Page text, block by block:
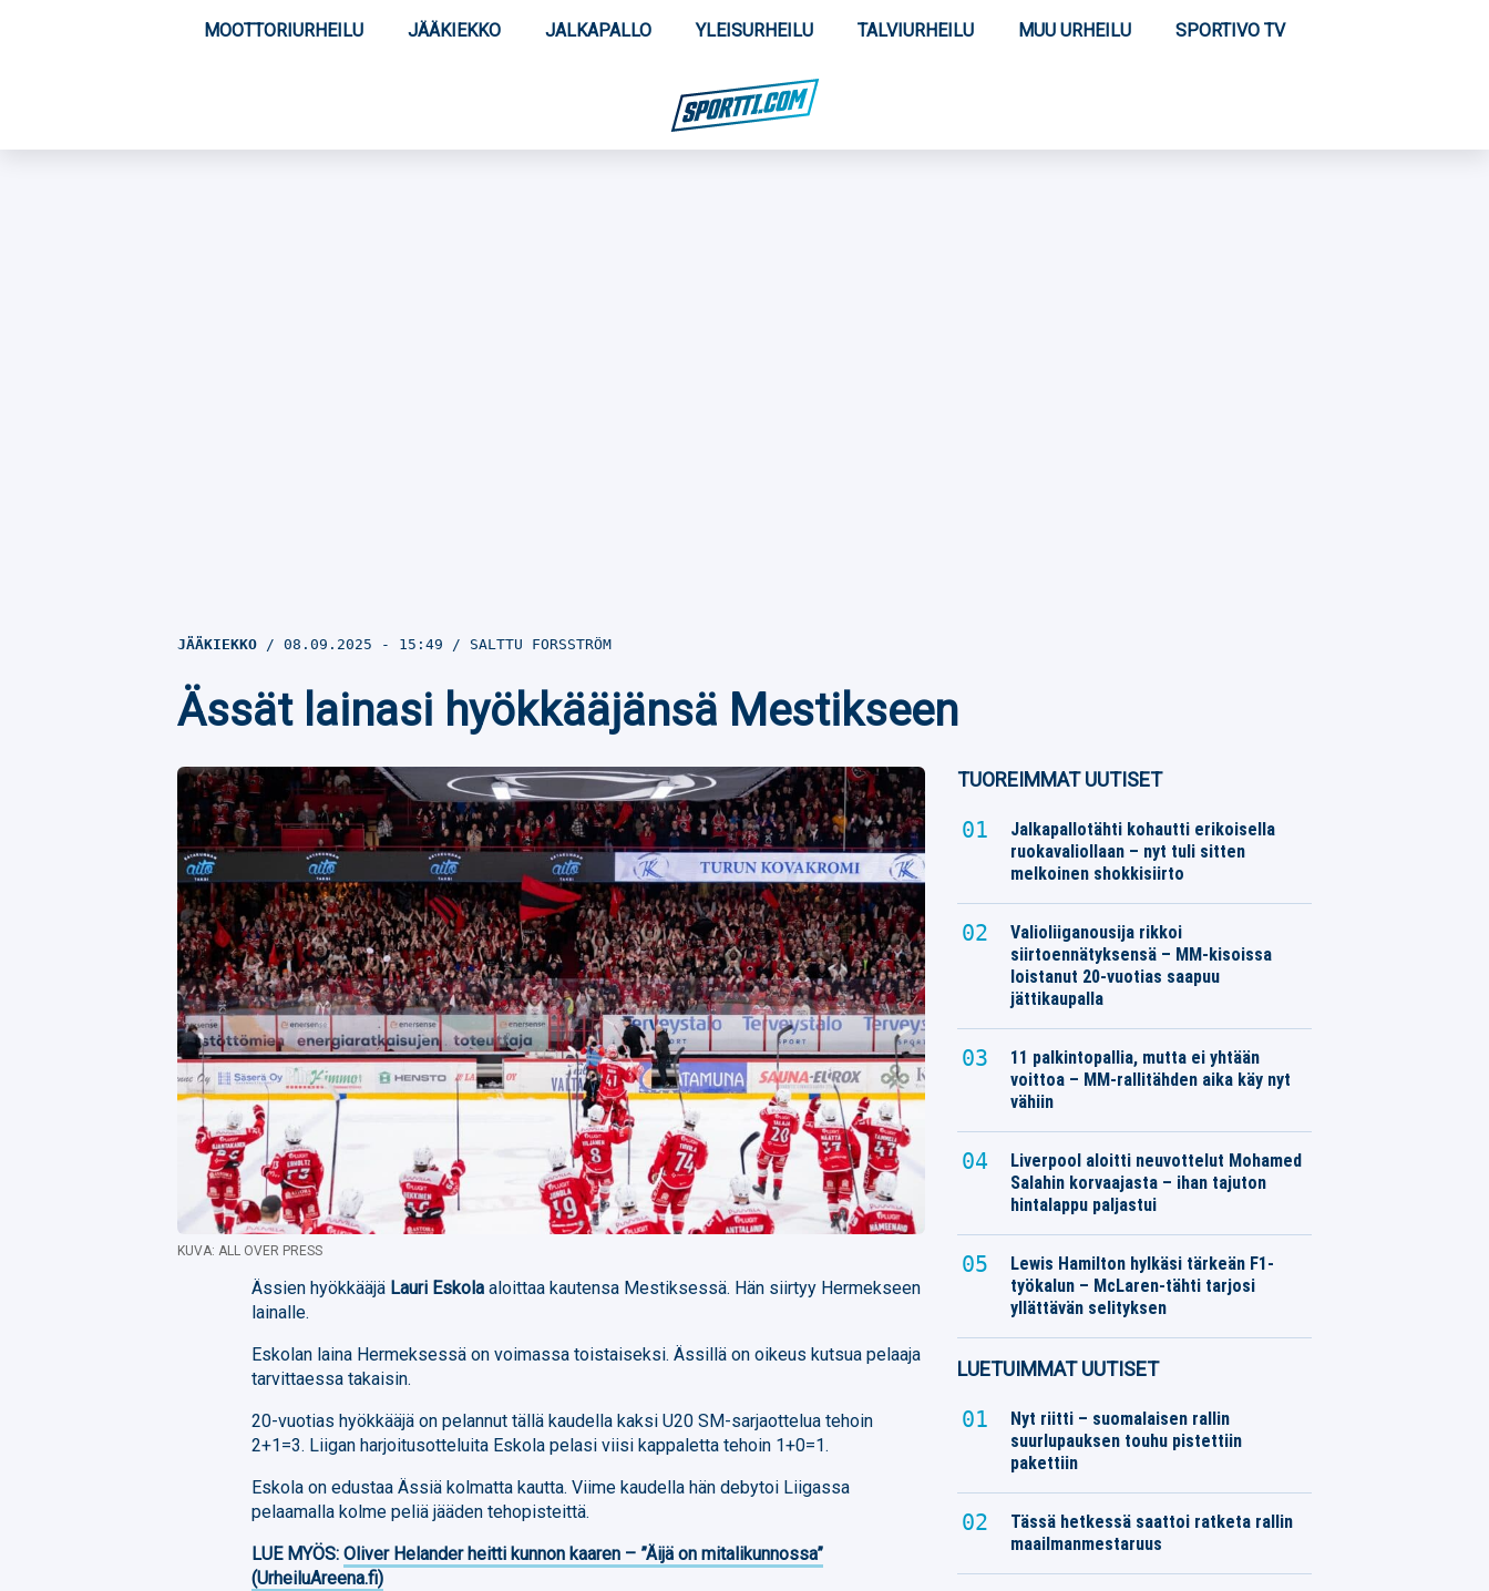
MOOTTORIURHEILU JÄÄKIEKKO JALKAPALLO YLEISURHEILU TALVIURHEILU MUU URHEILU SPORTIVO TV
JÄÄKIEKKO 08.09.2025 - 15:49 SALTTU FORSSTRÖM
Ässät lainasi hyökkääjänsä Mestikseen
KUVA: ALL OVER PRESS
Ässien hyökkääjä Lauri Eskola aloittaa kautensa Mestiksessä. Hän siirtyy Hermekseen
lainalle.
Eskolan laina Hermeksessä on voimassa toistaiseksi. Ässillä on oikeus kutsua pelaaja
tarvittaessa takaisin.
20-vuotias hyökkääjä on pelannut tällä kaudella kaksi U20 SM-sarjaottelua tehoin
2+1=3. Liigan harjoitusotteluita Eskola pelasi viisi kappaletta tehoin 1+0=1.
Eskola on edustaa Ässiä kolmatta kautta. Viime kaudella hän debytoi Liigassa
pelaamalla kolme peliä jääden tehopisteittä.
LUE MYÖS:Oliver Helander heitti kunnon kaaren – ”Äijä on mitalikunnossa”
(UrheiluAreena.fi)
TUOREIMMAT UUTISET
Jalkapallotähti kohautti erikoisella
ruokavaliollaan – nyt tuli sitten
melkoinen shokkisiirto
Valioliiganousija rikkoi
siirtoennätyksensä – MM-kisoissa
loistanut 20-vuotias saapuu
jättikaupalla
11 palkintopallia, mutta ei yhtään
voittoa – MM-rallitähden aika käy nyt
vähiin
Liverpool aloitti neuvottelut Mohamed
Salahin korvaajasta – ihan tajuton
hintalappu paljastui
Lewis Hamilton hylkäsi tärkeän F1-
työkalun – McLaren-tähti tarjosi
yllättävän selityksen
LUETUIMMAT UUTISET
Nyt riitti – suomalaisen rallin
suurlupauksen touhu pistettiin
pakettiin
Tässä hetkessä saattoi ratketa rallin
maailmanmestaruus